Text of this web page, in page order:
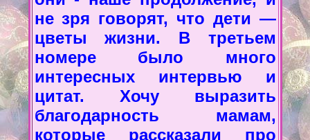
не зря говорят, что дети —
цветы жизни. В третьем
номере было много
интересных интервью и
цитат. Хочу выразить
благодарность мамам,
которые рассказали про